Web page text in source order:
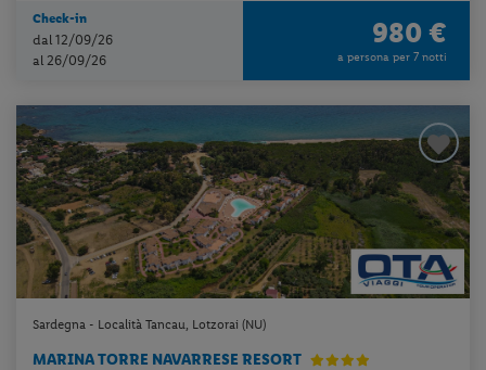
Check-in
dal 12/09/26
al 26/09/26
980 €
a persona per 7 notti
Sardegna - Località Tancau, Lotzorai (NU)
MARINA TORRE NAVARRESE RESORT